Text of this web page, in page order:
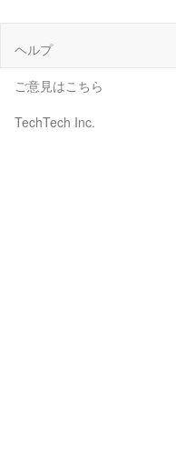
ヘルプ
ご意見はこちら
TechTech Inc.